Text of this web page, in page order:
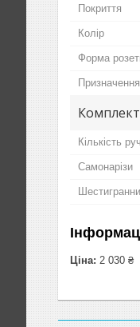
Покриття
Колір
Форма
Кількість
Самонарізи
Ціна: 2 030 ₴